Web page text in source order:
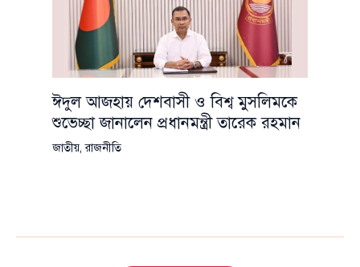
ঈদুল আজহায় দেশবাসী ও বিশ্ব মুসলিমকে
শুভেচ্ছা জানালেন প্রধানমন্ত্রী তারেক রহমান
জাতীয়,রাজনীতি